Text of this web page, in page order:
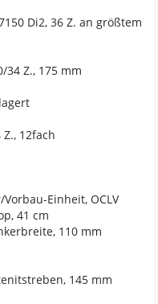
Di2, 36 Z. an größtem
34 Z., 175 mm
12fach
Einheit, OCLV
41 cm
110 mm
145 mm